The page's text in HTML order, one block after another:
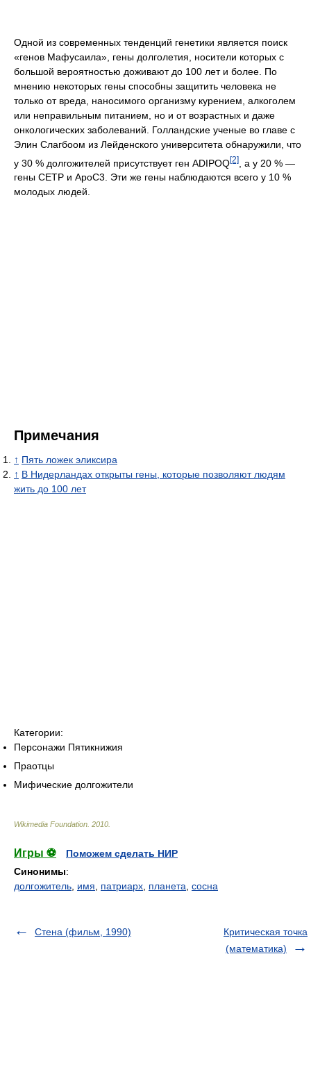
Одной из современных тенденций генетики является поиск
«генов Мафусаила», гены долголетия, носители которых с
большой вероятностью доживают до 100 лет и более. По
мнению некоторых гены способны защитить человека не
только от вреда, наносимого организму курением, алкоголем
или неправильным питанием, но и от возрастных и даже
онкологических заболеваний. Голландские ученые во главе с
Элин Слагбоом из Лейденского университета обнаружили, что
у 30 % долгожителей присутствует ген ADIPOQ[2]
, а у 20 % —
гены CETP и ApoC3. Эти же гены наблюдаются всего у 10 %
молодых людей.
Примечания
↑ Пять ложек эликсира
↑ В Нидерландах открыты гены, которые позволяют людям
жить до 100 лет
Категории:
Персонажи Пятикнижия
Праотцы
Мифические долгожители
Wikimedia Foundation 2010
Игры ⚽
Поможем сделать НИР
Синонимы:
долгожитель, имя, патриарх, планета, сосна
Стена (фильм, 1990)
Критическая точка
(математика)